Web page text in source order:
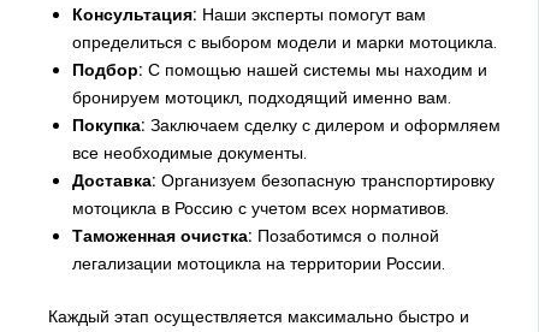
Консультация: Наши эксперты помогут вам
определиться с выбором модели и марки мотоцикла.
Подбор: С помощью нашей системы мы находим и
бронируем мотоцикл, подходящий именно вам.
Покупка: Заключаем сделку с дилером и оформляем
все необходимые документы.
Доставка: Организуем безопасную транспортировку
мотоцикла в Россию с учетом всех нормативов.
Таможенная очистка: Позаботимся о полной
легализации мотоцикла на территории России.
Каждый этап осуществляется максимально быстро и